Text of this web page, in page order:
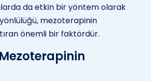
da etkin bir yöntem olarak
yönlülüğü, mezoterapinin
önemli bir faktördür.